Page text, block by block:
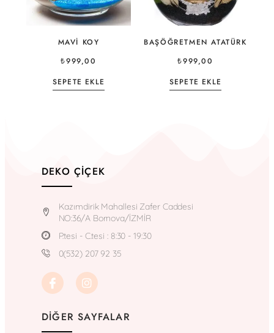
MAVI KOY
₺999,00
SEPETE EKLE
BAŞÖĞRETMEN ATATÜRK
₺999,00
SEPETE EKLE
DEKO ÇIÇEK
Kazımdirik Mahallesi Zafer Caddesi
NO:36/A Bornova/İZMİR
P.tesi - C.tesi : 8:30 - 19:30
0(532) 207 92 35
DIĞER SAYFALAR